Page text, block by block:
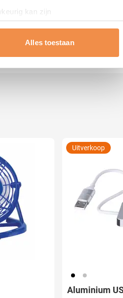
kan zijn
(fingerprinting)
Alles toestaan
001 032
Aluminium
Uitverkoop